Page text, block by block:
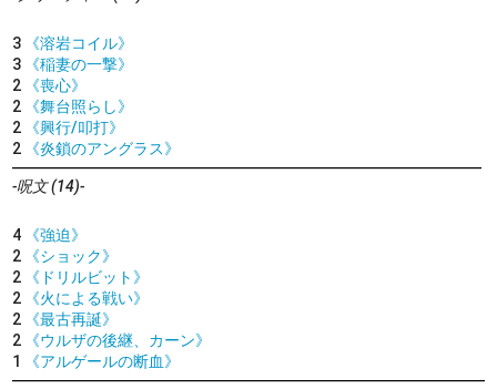
3
《溶岩コイル》
3
《稲妻の一撃》
2
《喪心》
2
《舞台照らし》
2
《興行/叩打》
2
《炎鎖のアングラス》
-呪文 (14)-
4
《強迫》
2
《ショック》
2
《ドリルビット》
2
《火による戦い》
2
《最古再誕》
2
《ウルザの後継、カーン》
1
《アルゲールの断血》